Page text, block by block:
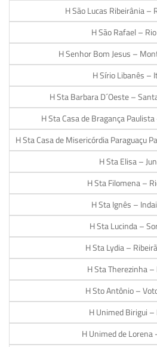
H São Lucas Ribeirânia –
H São Rafael –
H Senhor Bom Jesus –
H Sírio Libanês –
H Sta Barbara D´Oeste –
H Sta Casa de Bragança
H Sta Casa de Misericórdia Paraguaçu
H Sta Elisa –
H Sta Filomena –
H Sta Ignês –
H Sta Lucinda –
H Sta Lydia –
H Sta Therezinha
H Sto Antônio –
H Unimed Birigui –
H Unimed de Lorena